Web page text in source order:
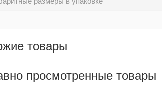
товары
просмотренные товары